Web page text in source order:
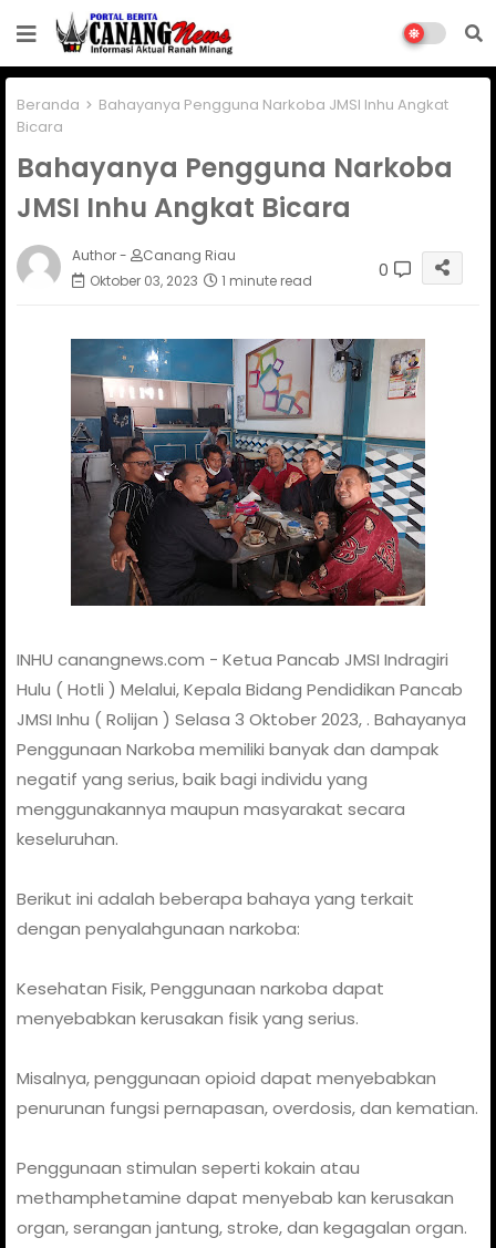
Beranda
Bahayanya Pengguna Narkoba JMSI Inhu Angkat
Bicara
Bahayanya Pengguna Narkoba
JMSI Inhu Angkat Bicara
Author -
Canang Riau
Oktober 03, 2023
1 minute read 0
INHU canangnews.com - Ketua Pancab JMSI Indragiri
Hulu ( Hotli ) Melalui, Kepala Bidang Pendidikan Pancab
JMSI Inhu ( Rolijan ) Selasa 3 Oktober 2023, . Bahayanya
Penggunaan Narkoba memiliki banyak dan dampak
negatif yang serius, baik bagi individu yang
menggunakannya maupun masyarakat secara
keseluruhan.
Berikut ini adalah beberapa bahaya yang terkait
dengan penyalahgunaan narkoba:
Kesehatan Fisik, Penggunaan narkoba dapat
menyebabkan kerusakan fisik yang serius.
Misalnya, penggunaan opioid dapat menyebabkan
penurunan fungsi pernapasan, overdosis, dan kematian.
Penggunaan stimulan seperti kokain atau
methamphetamine dapat menyebab kan kerusakan
organ, serangan jantung, stroke, dan kegagalan organ.